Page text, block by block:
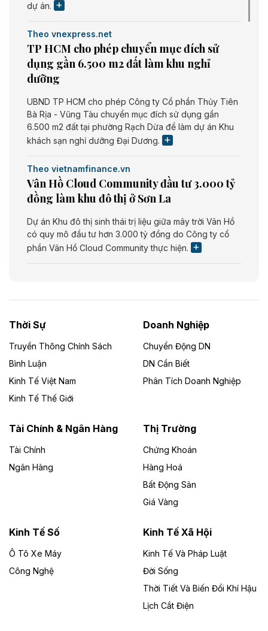
dự án.
Theo vnexpress.net
TP HCM cho phép chuyển mục đích sử
dụng gần 6.500 m2 đất làm khu nghỉ
dưỡng
UBND TP HCM cho phép Công ty Cổ phần Thủy Tiên
Bà Rịa - Vũng Tàu chuyển mục đích sử dụng gần
6.500 m2 đất tại phường Rạch Dừa để làm dự án Khu
khách sạn nghỉ dưỡng Đại Dương.
Theo vietnamfinance.vn
Vân Hồ Cloud Community đầu tư 3.000 tỷ
đồng làm khu đô thị ở Sơn La
Dự án Khu đô thị sinh thái trị liệu giữa mây trời Vân Hồ
có quy mô đầu tư hơn 3.000 tỷ đồng do Công ty cổ
phần Vân Hồ Cloud Community thực hiện.
Dự án Nhà máy xử lý rác và phát điện Bắc Giang do
Công ty TNHH Năng lượng môi trường Bắc Giang làm
Theo vietnamfinance.vn
Đức Long Gia Lai mở rộng ‘hệ sinh thái’
Lai
Bốn doanh nghiệp có sự góp vốn của Công ty Cổ
phần Tập đoàn Đức Long Gia Lai (HoSE: DLG) được
Gia Lai với tổng vốn hơn 4.750 tỷ đồng.
Đồng Nai cho thuê gần 59 ha đất làm khu
công nghiệp ở Long Thành
UBND TP Đồng Nai cho Công ty Amata thuê gần 59 ha
đất để đầu tư khu công nghiệp công nghệ cao Long
Thời Sự
Truyền Thông Chính Sách
Bình Luận
Kinh Tế Việt Nam
Kinh Tế Thế Giới
Doanh Nghiệp
Chuyển Động DN
DN Cần Biết
Phân Tích Doanh Nghiệp
Tài Chính & Ngân Hàng
Tài Chính
Ngân Hàng
Thị Trường
Chứng Khoán
Hàng Hoá
Bất Động Sản
Giá Vàng
Kinh Tế Số
Ô Tô Xe Máy
Công Nghệ
Kinh Tế Xã Hội
Kinh Tế Và Pháp Luật
Đời Sống
Thời Tiết Và Biến Đổi Khí Hậu
Lịch Cắt Điện